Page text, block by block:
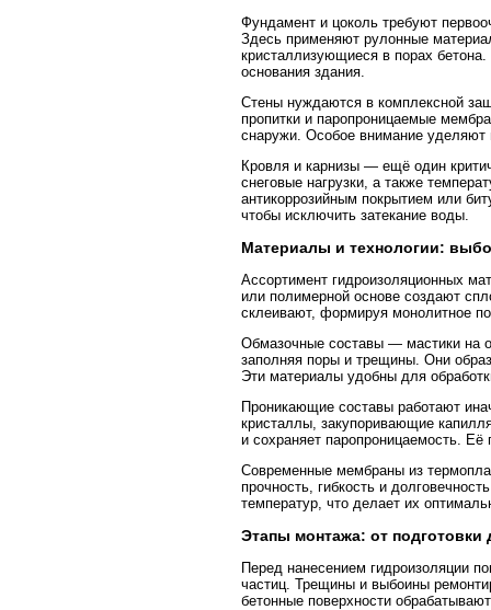
Фундамент и цоколь требуют
Здесь применяют рулонные
кристаллизующиеся в порах
основания здания.
Стены нуждаются в комплексной
пропитки и паропроницаемые
снаружи. Особое внимание уделяют
Кровля и карнизы — ещё один
снеговые нагрузки, а также
антикоррозийным покрытием или
чтобы исключить затекание воды.
Материалы и технологии:
Ассортимент гидроизоляционных
или полимерной основе создают
склеивают, формируя монолитное
Обмазочные составы — мастики на
заполняя поры и трещины. Они
Эти материалы удобны для
Проникающие составы работают
кристаллы, закупоривающие
и сохраняет паропроницаемость.
Современные мембраны из
прочность, гибкость и
температур, что делает их
Этапы монтажа: от подготовки
Перед нанесением гидроизоляции
частиц. Трещины и выбоины
бетонные поверхности